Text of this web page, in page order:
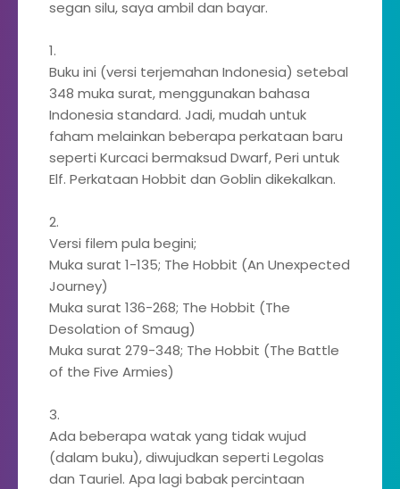
segan silu, saya ambil dan bayar.
1.
Buku ini (versi terjemahan Indonesia) setebal
348 muka surat, menggunakan bahasa
Indonesia standard. Jadi, mudah untuk
faham melainkan beberapa perkataan baru
seperti Kurcaci bermaksud Dwarf, Peri untuk
Elf. Perkataan Hobbit dan Goblin dikekalkan.
2.
Versi filem pula begini;
Muka surat 1-135; The Hobbit (An Unexpected
Journey)
Muka surat 136-268; The Hobbit (The
Desolation of Smaug)
Muka surat 279-348; The Hobbit (The Battle
of the Five Armies)
3.
Ada beberapa watak yang tidak wujud
(dalam buku), diwujudkan seperti Legolas
dan Tauriel. Apa lagi babak percintaan